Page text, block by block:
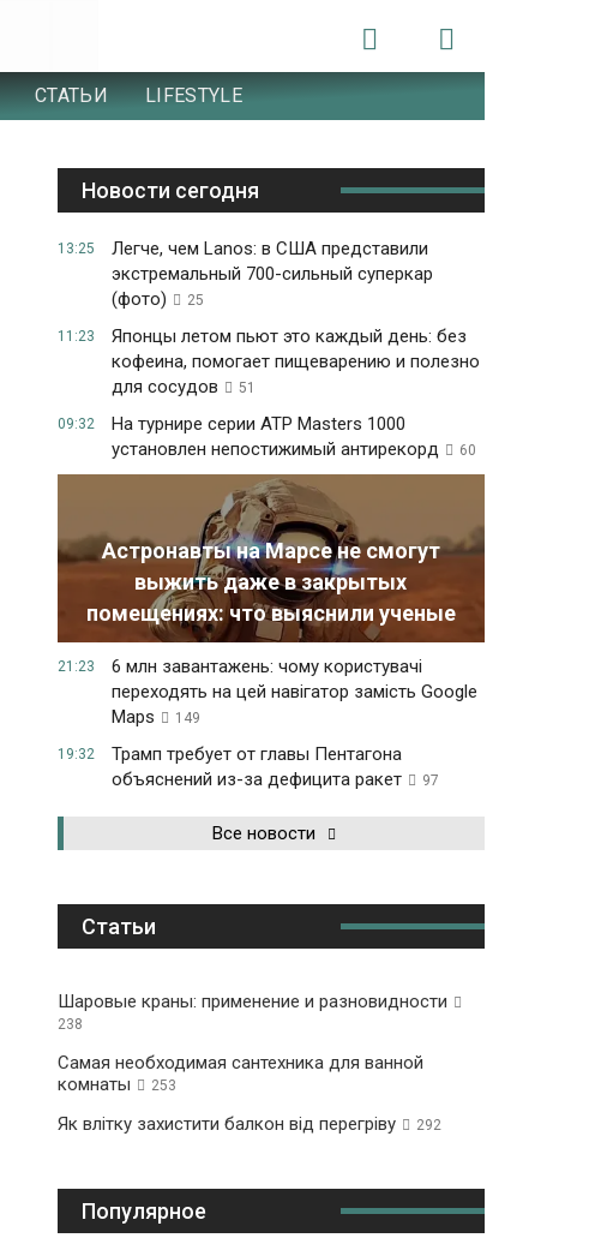
СТАТЬИ LIFESTYLE
Новости сегодня
13:25
Легче, чем Lanos: в США представили
экстремальный 700-сильный суперкар
(фото)
25
11:23
Японцы летом пьют это каждый день: без
кофеина, помогает пищеварению и полезно
для сосудов
51
09:32
На турнире серии ATP Masters 1000
установлен непостижимый антирекорд
60
Астронавты на Марсе не смогут
выжить даже в закрытых
помещениях: что выяснили ученые
21:23
6 млн завантажень: чому користувачі
переходять на цей навігатор замість Google
Maps
149
19:32
Трамп требует от главы Пентагона
объяснений из-за дефицита ракет
97
Все новости
Статьи
Шаровые краны: применение и разновидности
238
Самая необходимая сантехника для ванной
комнаты
253
Як влітку захистити балкон від перегріву 292
Популярное